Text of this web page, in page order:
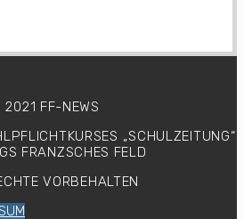
FF-NEWS
„SCHULZEITUNG“
FRANZSCHES FELD
VORBEHALTEN